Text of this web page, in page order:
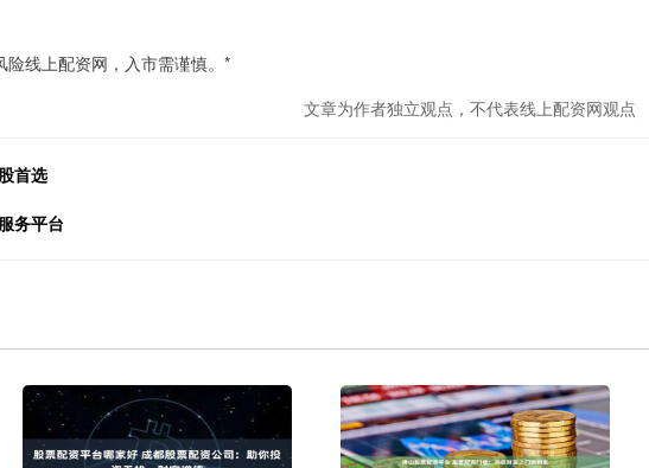
线上配资网，入市需谨慎。*
文章为作者独立观点，不代表线上配资网观点
首选
务平台